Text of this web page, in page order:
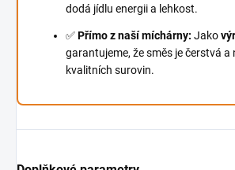
dodá jídlu energii a lehkost.
✅Přímo z naší míchárny: Jako
garantujeme, že směs je čerstvá a
kvalitních surovin.